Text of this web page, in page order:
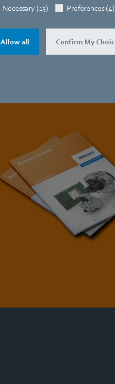
Necessary (13) Preferences (4)
Allow all Confirm My